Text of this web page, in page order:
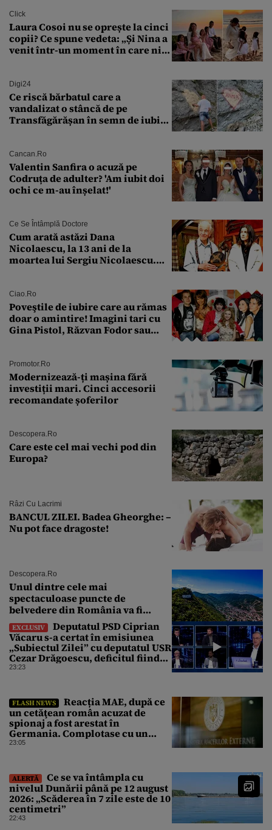
Click
Laura Cosoi nu se oprește la cinci
copii? Ce spune vedeta: „Și Nina a
venit într-un moment în care nici
Digi24
Ce riscă bărbatul care a
vandalizat o stâncă de pe
Transfăgărășan în semn de iubire
Cancan.ro
Valentin Sanfira o acuză pe
Codruța de adulter? 'Am iubit doi
ochi ce m-au înșelat!'
Ce Se Întâmplă Doctore
Cum arată astăzi Dana
Nicolaescu, la 13 ani de la
moartea lui Sergiu Nicolaescu.
Ciao.ro
Poveştile de iubire care au rămas
doar o amintire! Imagini tari cu
Gina Pistol, Răzvan Fodor sau
Promotor.ro
Modernizează-ți mașina fără
investiții mari. Cinci accesorii
recomandate șoferilor
Descopera.ro
Care este cel mai vechi pod din
Europa?
Râzi Cu Lacrimi
BANCUL ZILEI. Badea Gheorghe: –
Nu pot face dragoste!
Descopera.ro
Unul dintre cele mai
spectaculoase puncte de
belvedere din România va fi
restaurat
EXCLUSIV
Deputatul PSD Ciprian
Văcaru s-a certat în emisiunea
„Subiectul Zilei” cu deputatul USR
Cezar Drăgoescu, deficitul fiind
motivul scandalului
23:23
FLASH NEWS
Reacția MAE, după ce
un cetăţean român acuzat de
spionaj a fost arestat în
Germania. Complotase cu un
ucrainean ca să asasineze un
23:05
ALERTĂ
Ce se va întâmpla cu
nivelul Dunării până pe 12 august
2026: „Scăderea în 7 zile este de 10
centimetri”
22:43